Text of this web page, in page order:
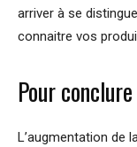
arriver à se
connaitre vos
Pour conclure
L’augmentation de